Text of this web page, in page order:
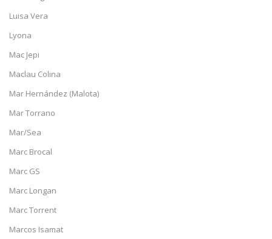
Luisa Vera
Lyona
Mac Jepi
Maclau Colina
Mar Hernández (Malota)
Mar Torrano
Mar/Sea
Marc Brocal
Marc GS
Marc Longan
Marc Torrent
Marcos Isamat